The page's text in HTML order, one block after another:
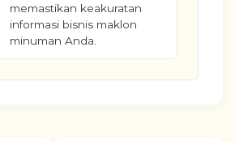
memastikan keakuratan
informasi bisnis maklon
minuman Anda.